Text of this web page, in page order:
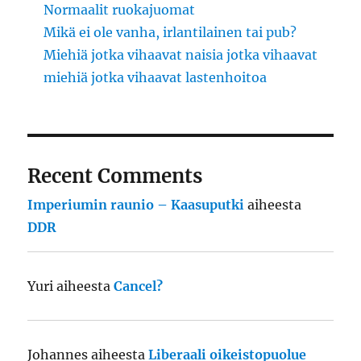
Normaalit ruokajuomat
Mikä ei ole vanha, irlantilainen tai pub?
Miehiä jotka vihaavat naisia jotka vihaavat
miehiä jotka vihaavat lastenhoitoa
Recent Comments
Imperiumin raunio – Kaasuputki aiheesta
DDR
Yuri aiheestaCancel?
Johannes aiheestaLiberaali oikeistopuolue